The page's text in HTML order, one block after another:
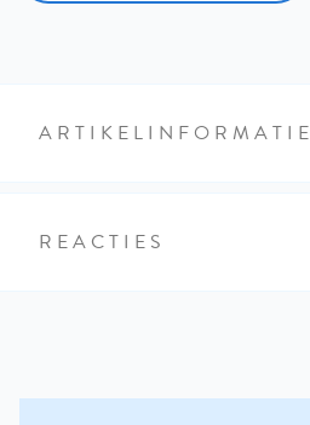
ARTIKELINFORMATIE
REACTIES